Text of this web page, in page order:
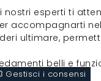
i nostri esperti ti
accompagnarti
ultimare,
belli e
Gestisci i consensi